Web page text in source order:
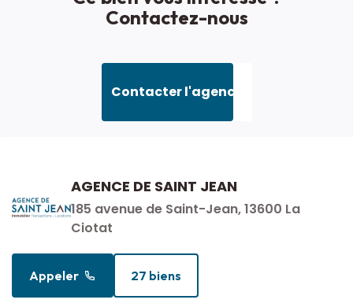
Contactez-nous
Contacter l'agence
AGENCE DE SAINT JEAN
185 avenue de Saint-Jean, 13600 La
Ciotat
Appeler 27 biens